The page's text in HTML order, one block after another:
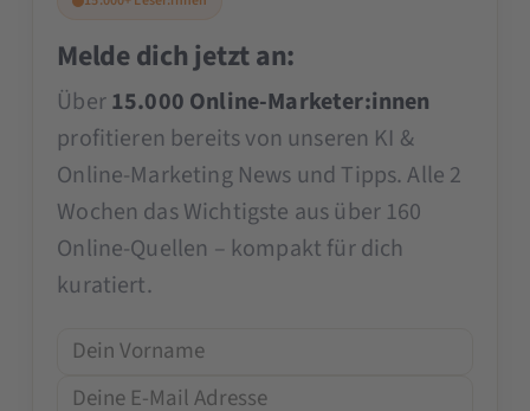
Melde dich jetzt an:
Über15.000 Online-Marketer:innen
profitieren bereits von unseren KI &
Online-Marketing News und Tipps. Alle 2
Wochen das Wichtigste aus über 160
Online-Quellen – kompakt für dich
kuratiert.